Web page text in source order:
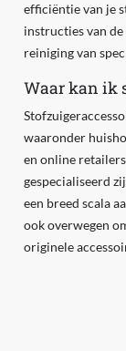
efficiëntie van je
instructies van
reiniging van
Waar kan ik
waaronder
en online
gespecialiseerd
een breed scala
ook overwegen
originele